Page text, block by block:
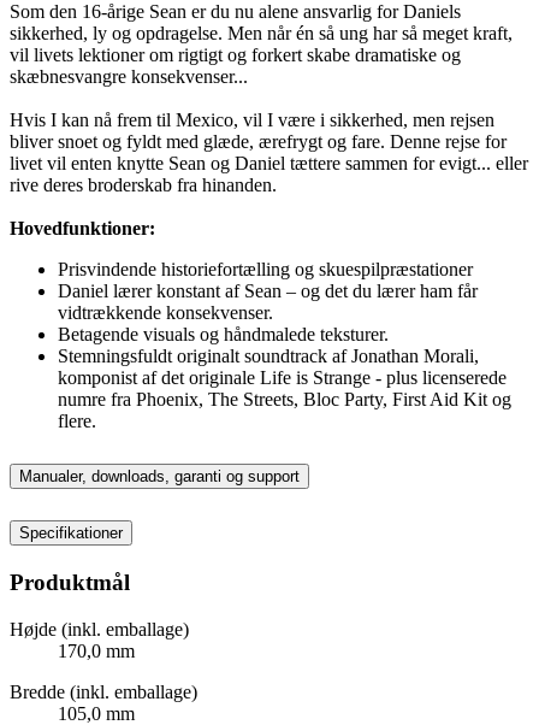
Som den 16-årige Sean er du nu alene ansvarlig for Daniels
sikkerhed, ly og opdragelse. Men når én så ung har så meget kraft,
vil livets lektioner om rigtigt og forkert skabe dramatiske og
skæbnesvangre konsekvenser...
Hvis I kan nå frem til Mexico, vil I være i sikkerhed, men rejsen
bliver snoet og fyldt med glæde, ærefrygt og fare. Denne rejse for
livet vil enten knytte Sean og Daniel tættere sammen for evigt... eller
rive deres broderskab fra hinanden.
Hovedfunktioner:
Prisvindende historiefortælling og skuespilpræstationer
Daniel lærer konstant af Sean – og det du lærer ham får
vidtrækkende konsekvenser.
Betagende visuals og håndmalede teksturer.
Stemningsfuldt originalt soundtrack af Jonathan Morali,
komponist af det originale Life is Strange - plus licenserede
numre fra Phoenix, The Streets, Bloc Party, First Aid Kit og
flere.
Manualer, downloads, garanti og support
Specifikationer
Produktmål
Højde (inkl. emballage)
170,0 mm
Bredde (inkl. emballage)
105,0 mm